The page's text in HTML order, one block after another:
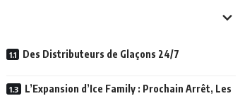
Des Distributeurs de Glaçons 24/7
L’Expansion d’Ice Family : Prochain Arrêt, Les